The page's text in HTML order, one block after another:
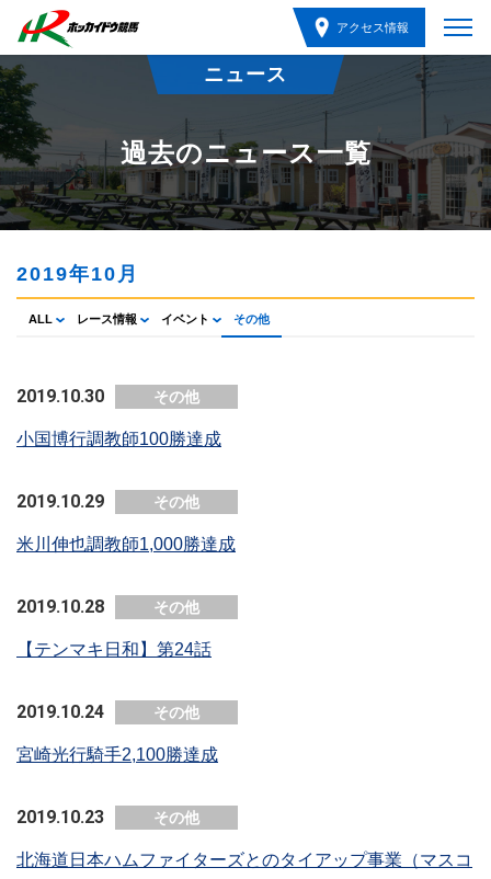
アクセス情報
ニュース
過去のニュース一覧
2019年10月
ALL レース情報 イベント その他
2019.10.30 その他
小国博行調教師100勝達成
2019.10.29 その他
米川伸也調教師1,000勝達成
2019.10.28 その他
【テンマキ日和】第24話
2019.10.24 その他
宮崎光行騎手2,100勝達成
2019.10.23 その他
北海道日本ハムファイターズとのタイアップ事業（マスコ